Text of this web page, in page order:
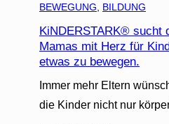
BEWEGUNG BILDUNG
KiNDERSTARK® sucht
Mamas mit Herz für
etwas zu bewegen.
Immer mehr Eltern
die Kinder nicht nur